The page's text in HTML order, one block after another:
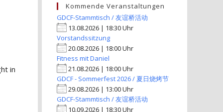
in
Kommende Veranstaltungen
GDCF-Stammtisch / 友谊桥活动
13.08.2026 | 18:30 Uhr
Vorstandssitzung
20.08.2026 | 18:00 Uhr
Fitness mit Daniel
21.08.2026 | 18:00 Uhr
GDCF - Sommerfest 2026 / 夏日烧烤节
29.08.2026 | 13:00 Uhr
GDCF-Stammtisch / 友谊桥活动
10.09.2026 | 18:30 Uhr